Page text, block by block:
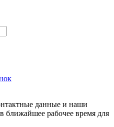
данные и наши
ближайшее рабочее время для